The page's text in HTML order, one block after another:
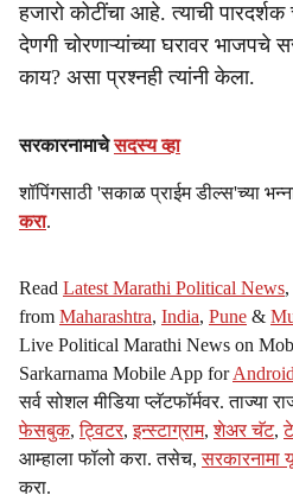
हजारो कोटींचा आहे. त्याची
देणगी चोरणाऱ्यांच्या घरावर भाजपचे
काय? असा प्रश्नही त्यांनी केला.
सरकारनामाचेसदस्य व्हा
शॉपिंगसाठी 'सकाळ प्राईम डील्स'च्या
करा.
Read Latest Marathi Political News,
from Maharashtra, India, Pune &
Live Political Marathi News on
Sarkarnama Mobile App forAndroid
सर्व सोशल मीडिया प्लॅटफॉर्मवर. ताज्या
फेसबुक,ट्विटर,इन्स्टाग्राम,शेअर चॅट,
आम्हाला फॉलो करा. तसेच,
करा.